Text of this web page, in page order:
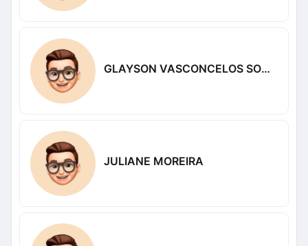
GLAYSON VASCONCELOS SOUSA
JULIANE MOREIRA